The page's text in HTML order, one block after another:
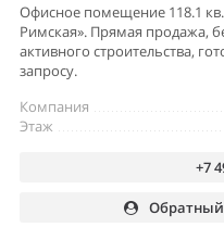
Офисное помещение 118.1 кв.
Римская». Прямая продажа,
активного строительства,
запросу.
Компания
Этаж
+7
Обратный